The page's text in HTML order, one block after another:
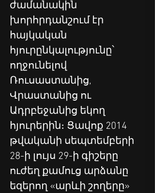
ժամանակին
խորհրդանշում էր
հայկական
հյուրընկալությունը՝
ողջունելով
Ռուսաստանից,
Վրաստանից ու
Ադրբեջանից եկող
հյուրերին։ Ցավոք 2014
թվականի սեպտեմբերի
28-ի լույս 29-ի գիշերը
ուժեղ քամուց արձանը
եզերող «արևի շողերը»